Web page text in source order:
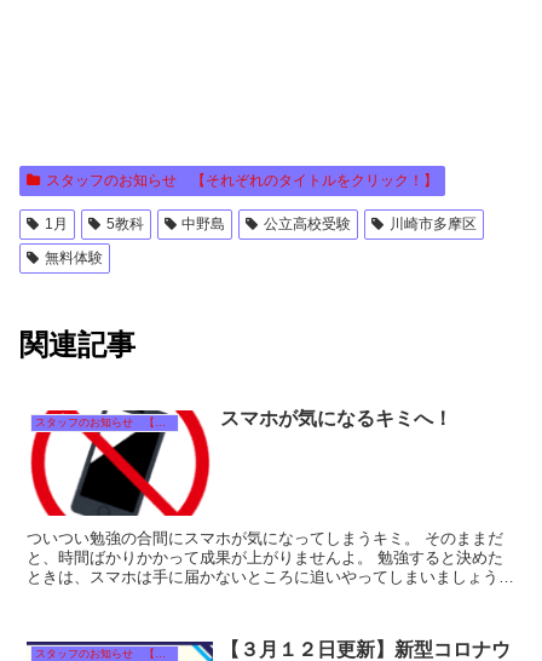
スタッフのお知らせ 【それぞれのタイトルをクリック！】
1月 5教科 中野島 公立高校受験
川崎市多摩区
無料体験
関連記事
スタッフのお知らせ 【それぞれのタイトルをクリック！】 スマホが気になるキミへ！
ついつい勉強の合間にスマホが気になってしまうキミ。 そのままだ
と、時間ばかりかかって成果が上がりませんよ。 勉強すると決めた
ときは、スマホは手に届かないところに追いやってしまいましょう。
【３月１２日更新】新型コロナウ